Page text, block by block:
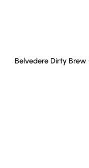
Belvedere Dirty